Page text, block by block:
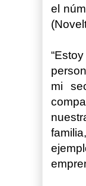
el
mi